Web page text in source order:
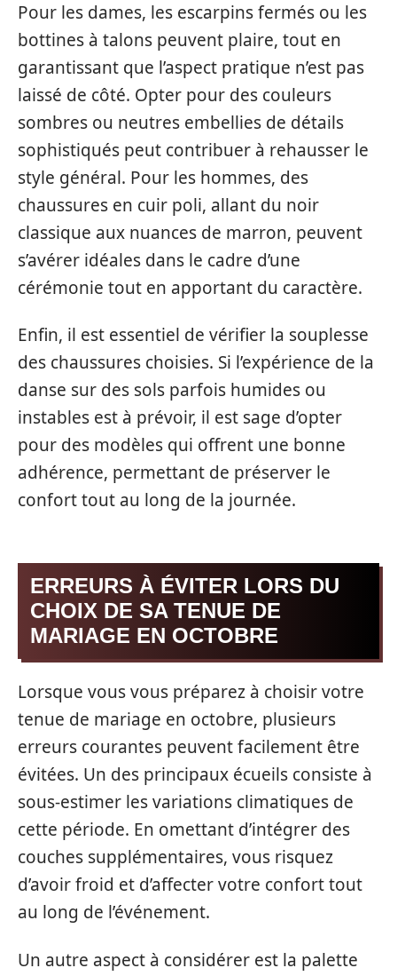
Pour les dames, les escarpins fermés ou les
bottines à talons peuvent plaire, tout en
garantissant que l’aspect pratique n’est pas
laissé de côté. Opter pour des couleurs
sombres ou neutres embellies de détails
sophistiqués peut contribuer à rehausser le
style général. Pour les hommes, des
chaussures en cuir poli, allant du noir
classique aux nuances de marron, peuvent
s’avérer idéales dans le cadre d’une
cérémonie tout en apportant du caractère.
Enfin, il est essentiel de vérifier la souplesse
des chaussures choisies. Si l’expérience de la
danse sur des sols parfois humides ou
instables est à prévoir, il est sage d’opter
pour des modèles qui offrent une bonne
adhérence, permettant de préserver le
confort tout au long de la journée.
ERREURS À ÉVITER LORS DU
CHOIX DE SA TENUE DE
MARIAGE EN OCTOBRE
Lorsque vous vous préparez à choisir votre
tenue de mariage en octobre, plusieurs
erreurs courantes peuvent facilement être
évitées. Un des principaux écueils consiste à
sous-estimer les variations climatiques de
cette période. En omettant d’intégrer des
couches supplémentaires, vous risquez
d’avoir froid et d’affecter votre confort tout
au long de l’événement.
Un autre aspect à considérer est la palette